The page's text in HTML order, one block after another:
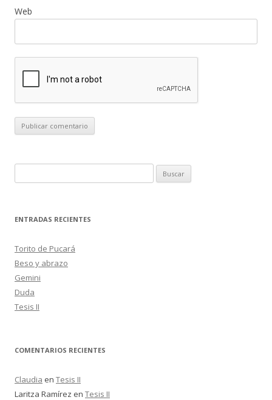
Web
u
c
r
:
ENTRADAS RECIENTES
Torito de Pucará
Beso y abrazo
Gemini
Duda
Tesis II
COMENTARIOS RECIENTES
Claudia en Tesis II
Laritza Ramírez en Tesis II